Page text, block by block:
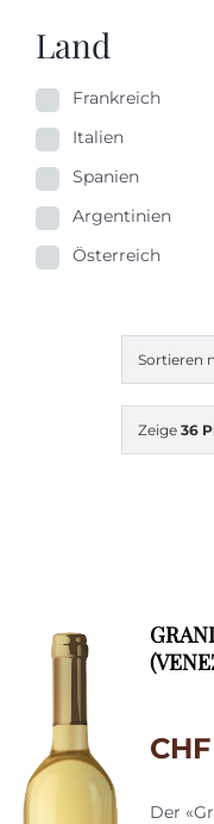
Sortieren
Zeige 36
CHF
Der
Land
Frankreich
Italien
Spanien
Argentinien
Österreich